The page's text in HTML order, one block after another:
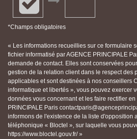
*Champs obligatoires
« Les informations recueillies sur ce formulaire
fichier informatisé par AGENCE PRINCIPALE
demande de contact. Elles sont conservées
gestion de la relation client dans le respect des
applicables et sont destinées à nos conseillers
informatique et libertés », vous pouvez exercer
données vous concernant et les faire rectifier en
PRINCIPALE Paris
informons de l'existence de la liste d'opposition
téléphonique « Bloctel », sur laquelle vous
https://www.bloctel.gouv.fr/ »